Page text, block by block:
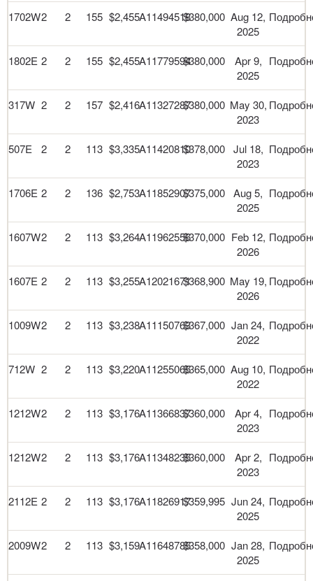
1702W2 2 155 $2,455A11494518$380,000 Aug 12,
2025
1802E 2 2 155 $2,455A11779594$380,000
Apr 9,
2025
317W 2 2 157 $2,416A11327287$380,000 May 30,
2023
507E 2 2 113 $3,335A11420810$378,000 Jul 18,
2023
1706E 2 2 136 $2,753A11852907$375,000 Aug 5,
2025
1607W2 2 113 $3,264A11962556$370,000 Feb 12,
2026
1607E 2 2 113 $3,255A12021671$368,900 May 19,
2026
1009W2 2 113 $3,238A11150763$367,000 Jan 24,
2022
712W 2 2 113 $3,220A11255065$365,000 Aug 10,
2022
1212W2 2 113 $3,176A11366837$360,000
Apr 4,
2023
1212W2 2 113 $3,176A11348235$360,000
Apr 2,
2023
2112E 2 2 113 $3,176A11826917$359,995 Jun 24,
2025
2009W2 2 113 $3,159A11648785$358,000 Jan 28,
2025